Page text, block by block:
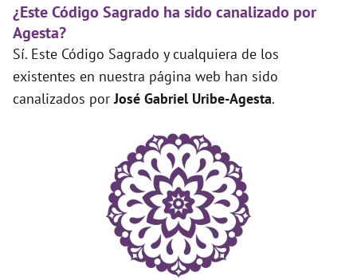
¿Este Código Sagrado ha sido canalizado por
Agesta?
Sí. Este Código Sagrado y cualquiera de los
existentes en nuestra página web han sido
canalizados porJosé Gabriel Uribe-Agesta.